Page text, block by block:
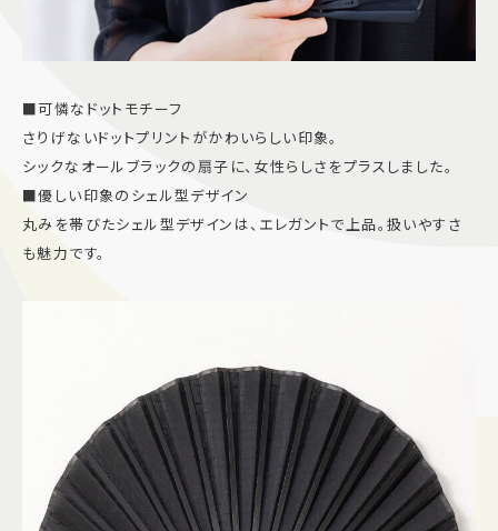
■可憐なドットモチーフ
さりげないドットプリントがかわいらしい印象。
シックなオールブラックの扇子に、女性らしさをプラスしました。
■優しい印象のシェル型デザイン
丸みを帯びたシェル型デザインは、エレガントで上品。扱いやすさ
も魅力です。